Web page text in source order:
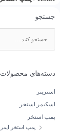
جستجو
دسته‌های محصولات
استرینر
اسکیمر استخر
پمپ استخر
پمپ استخر ایمر